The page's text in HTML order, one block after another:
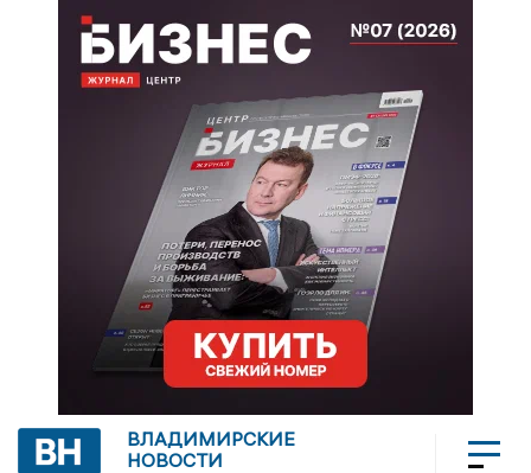
ВЛАДИМИРСКИЕ
НОВОСТИ